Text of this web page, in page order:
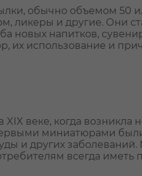
обычно объемом 50
ликеры и другие. Они
новых напитков,
их использование и
веке, когда
миниатюрами
и других
всегда иметь